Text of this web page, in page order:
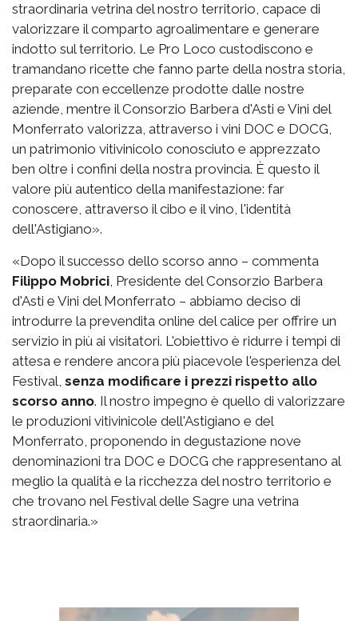
straordinaria vetrina del nostro territorio, capace di
valorizzare il comparto agroalimentare e generare
indotto sul territorio. Le Pro Loco custodiscono e
tramandano ricette che fanno parte della nostra storia,
preparate con eccellenze prodotte dalle nostre
aziende, mentre il Consorzio Barbera d'Asti e Vini del
Monferrato valorizza, attraverso i vini DOC e DOCG,
un patrimonio vitivinicolo conosciuto e apprezzato
ben oltre i confini della nostra provincia. È questo il
valore più autentico della manifestazione: far
conoscere, attraverso il cibo e il vino, l'identità
dell'Astigiano».
«Dopo il successo dello scorso anno – commenta
Filippo Mobrici, Presidente del Consorzio Barbera
d'Asti e Vini del Monferrato – abbiamo deciso di
introdurre la prevendita online del calice per offrire un
servizio in più ai visitatori. L'obiettivo è ridurre i tempi di
attesa e rendere ancora più piacevole l'esperienza del
Festival, senza modificare i prezzi rispetto allo
scorso anno. Il nostro impegno è quello di valorizzare
le produzioni vitivinicole dell'Astigiano e del
Monferrato, proponendo in degustazione nove
denominazioni tra DOC e DOCG che rappresentano al
meglio la qualità e la ricchezza del nostro territorio e
che trovano nel Festival delle Sagre una vetrina
straordinaria.»